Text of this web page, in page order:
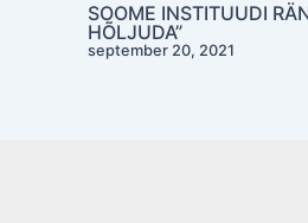
Post
navigation
SOOME INSTITUUDI
HÕLJUDA”
september 20, 2021